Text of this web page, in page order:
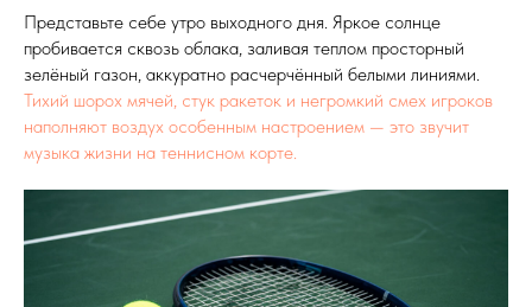
Представьте себе утро выходного дня. Яркое солнце
пробивается сквозь облака, заливая теплом просторный
зелёный газон, аккуратно расчерчённый белыми линиями.
Тихий шорох мячей, стук ракеток и негромкий смех игроков
наполняют воздух особенным настроением — это звучит
музыка жизни на теннисном корте.